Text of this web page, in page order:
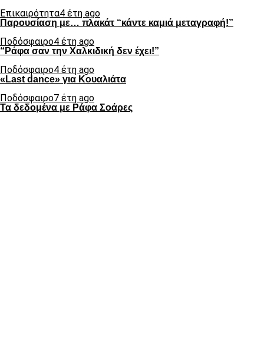
Επικαιρότητα4 έτη ago
Παρουσίαση με… πλακάτ “κάντε καμιά μεταγραφή!”
Ποδόσφαιρο4 έτη ago
“Ράφα σαν την Χαλκιδική δεν έχει!”
Ποδόσφαιρο4 έτη ago
«Last dance» για Κουαλιάτα
Ποδόσφαιρο7 έτη ago
Τα δεδομένα με Ράφα Σοάρες